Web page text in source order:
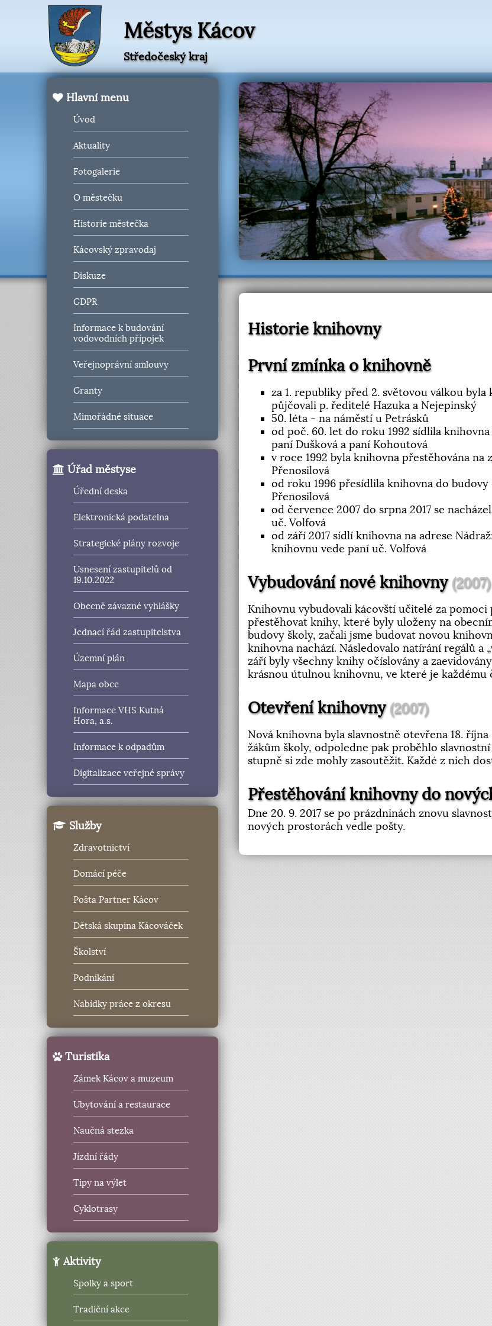
Městys Kácov
Středočeský kraj
Hlavní menu
Úvod
Aktuality
Fotogalerie
O městečku
Historie městečka
Kácovský zpravodaj
Diskuze
GDPR
Informace k budování
vodovodních přípojek
Veřejnoprávní smlouvy
Granty
Mimořádné situace
Úřad městyse
Úřední deska
Elektronická podatelna
Strategické plány rozvoje
Usnesení zastupitelů od
19.10.2022
Obecně závazné vyhlášky
Jednací řád zastupitelstva
Územní plán
Mapa obce
Informace VHS Kutná
Hora, a.s.
Informace k odpadům
Digitalizace veřejné správy
Služby
Zdravotnictví
Domácí péče
Pošta Partner Kácov
Dětská skupina Kácováček
Školství
Podnikání
Nabídky práce z okresu
Turistika
Zámek Kácov a muzeum
Ubytování a restaurace
Naučná stezka
Jízdní řády
Tipy na výlet
Cyklotrasy
Aktivity
Spolky a sport
Tradiční akce
Historie knihovny
První zmínka o knihovně
za 1. republiky před 2. světovou válkou
půjčovali p. ředitelé Hazuka a Nejepinský
50. léta - na náměstí u Petrásků
od poč. 60. let do roku 1992 sídlila
paní Dušková a paní Kohoutová
v roce 1992 byla knihovna přestěhována
Přenosilová
od roku 1996 přesídlila knihovna do
Přenosilová
od července 2007 do srpna 2017 se
uč. Volfová
od září 2017 sídlí knihovna na adrese
knihovnu vede paní uč. Volfová
Vybudování nové knihovny(2007)
Knihovnu vybudovali kácovští učitelé za
přestěhovat knihy, které byly uloženy na
budovy školy, začali jsme budovat novou
knihovna nachází. Následovalo natírání regálů
září byly všechny knihy očíslovány a
krásnou útulnou knihovnu, ve které je každému
Otevření knihovny(2007)
Nová knihovna byla slavnostně otevřena 18.
žákům školy, odpoledne pak proběhlo
stupně si zde mohly zasoutěžit. Každé z nich
Přestěhování knihovny do
Dne 20. 9. 2017 se po prázdninách znovu
nových prostorách vedle pošty.